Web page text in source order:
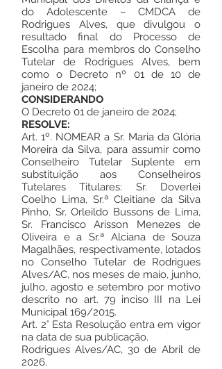
do Adolescente – CMDCA de
Rodrigues Alves, que divulgou o
resultado final do Processo de
Escolha para membros do Conselho
Tutelar de Rodrigues Alves, bem
como o Decreto nº 01 de 10 de
janeiro de 2024;
CONSIDERANDO
O Decreto 01 de janeiro de 2024;
RESOLVE:
Art. 1º. NOMEAR a Sr. Maria da Glória
Moreira da Silva, para assumir como
Conselheiro Tutelar Suplente em
substituição aos Conselheiros
Tutelares Titulares: Sr. Doverlei
Coelho Lima, Sr.ª Cleitiane da Silva
Pinho, Sr. Orleildo Bussons de Lima,
Sr. Francisco Arisson Menezes de
Oliveira e a Sr.ª Alciana de Souza
Magalhães, respectivamente, lotados
no Conselho Tutelar de Rodrigues
Alves/AC, nos meses de maio, junho,
julho, agosto e setembro por motivo
descrito no art. 79 inciso III na Lei
Municipal 169/2015.
Art. 2° Esta Resolução entra em vigor
na data de sua publicação.
Rodrigues Alves/AC, 30 de Abril de
2026.